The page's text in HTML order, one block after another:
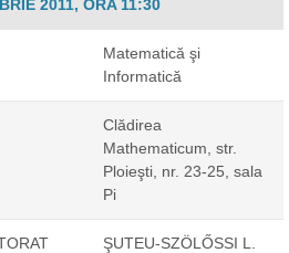
2011, ORA 11:30
Matematică şi
Informatică
Clădirea
Mathematicum, str.
Ploieşti, nr. 23-25, sala
Pi
ŞUTEU-SZÖLŐSSI L.